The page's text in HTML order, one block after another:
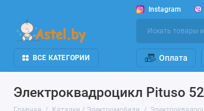
Instagram
ВСЕ КАТЕГОРИИ Оплата
Электроквадроцикл Pituso